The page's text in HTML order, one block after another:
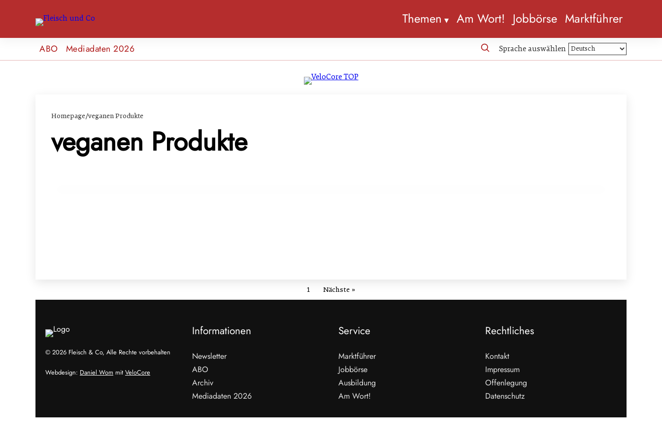
Themen Am Wort! Jobbörse Marktführer
ABO Mediadaten 2026 Sprache auswählen
Homepage/veganen Produkte
veganen Produkte
19. März 2024
1 Nächste »
© 2026 Fleisch & Co, Alle Rechte vorbehalten
Webdesign: Daniel Wom mit VeloCore
Informationen
Newsletter
ABO
Archiv
Mediadaten 2026
Service
Marktführer
Jobbörse
Ausbildung
Am Wort!
Rechtliches
Kontakt
Impressum
Offenlegung
Datenschutz